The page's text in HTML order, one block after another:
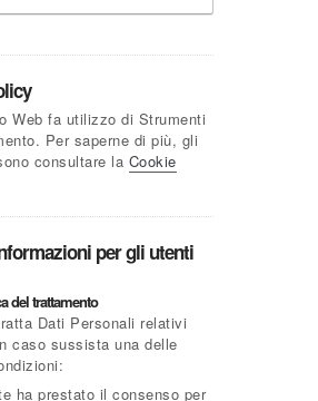
Web fa utilizzo di Strumenti
Per saperne di più, gli
consultare la Cookie
per gli utenti
del trattamento
Dati Personali relativi
caso sussista una delle
ha prestato il consenso per